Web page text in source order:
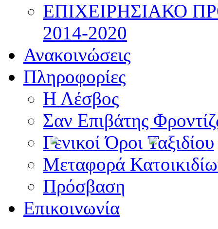
ΕΠΙΧΕΙΡΗΣΙΑΚΟ
2014-2020
Ανακοινώσεις
Πληροφορίες
Η Λέσβος
Σαν Επιβάτης
Γενικοί Όροι Ταξιδίου
Μεταφορά
Πρόσβαση
Επικοινωνία